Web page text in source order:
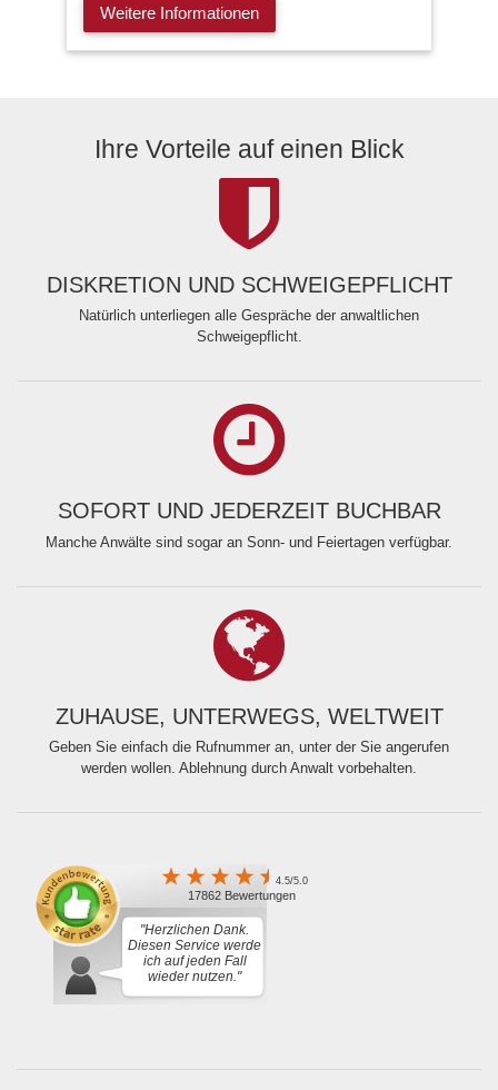
Weitere Informationen
Ihre Vorteile auf einen Blick
DISKRETION UND SCHWEIGEPFLICHT
Natürlich unterliegen alle Gespräche der anwaltlichen
Schweigepflicht.
SOFORT UND JEDERZEIT BUCHBAR
Manche Anwälte sind sogar an Sonn- und Feiertagen verfügbar.
ZUHAUSE, UNTERWEGS, WELTWEIT
Geben Sie einfach die Rufnummer an, unter der Sie angerufen
werden wollen. Ablehnung durch Anwalt vorbehalten.
4.5/5.0
17862 Bewertungen
"Herzlichen Dank.
Diesen Service werde
ich auf jeden Fall
wieder nutzen."